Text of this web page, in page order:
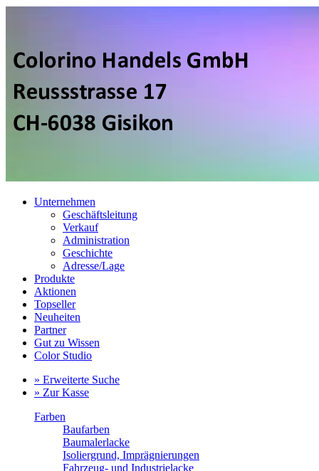
Unternehmen
Geschäftsleitung
Verkauf
Administration
Geschichte
Adresse/Lage
Produkte
Aktionen
Topseller
Neuheiten
Partner
Gut zu Wissen
Color Studio
» Erweiterte Suche
» Zur Kasse
Farben
Baufarben
Baumalerlacke
Isoliergrund, Imprägnierungen
Fahrzeug- und Industrielacke